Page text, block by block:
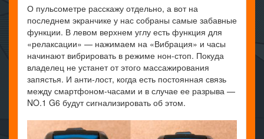
О пульсометре расскажу отдельно, а вот на
последнем экранчике у нас собраны самые забавные
функции. В левом верхнем углу есть функция для
«релаксации» — нажимаем на «Вибрация» и часы
начинают вибрировать в режиме нон-стоп. Покуда
владелец не устанет от этого массажирования
запястья. И анти-лост, когда есть постоянная связь
между смартфоном-часами и в случае ее разрыва —
NO.1 G6 будут сигнализировать об этом.